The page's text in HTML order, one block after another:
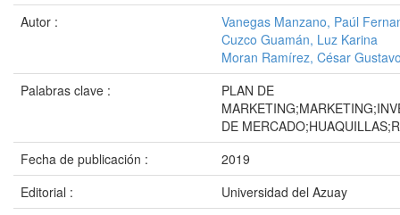
Autor :
Vanegas Manzano, Paúl
Cuzco Guamán, Luz Karina
Moran Ramírez, César
Palabras clave :
PLAN DE
DE
Fecha de publicación :
2019
Editorial :
Universidad del Azuay